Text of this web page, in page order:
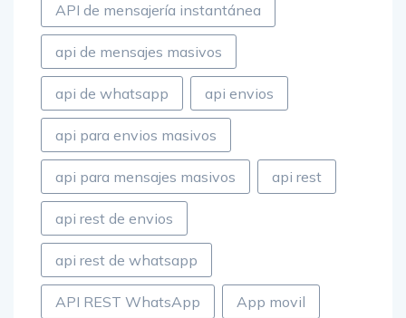
API de mensajería instantánea
api de mensajes masivos
api de whatsapp api envios
api para envios masivos
api para mensajes masivos api rest
api rest de envios
api rest de whatsapp
API REST WhatsApp App movil